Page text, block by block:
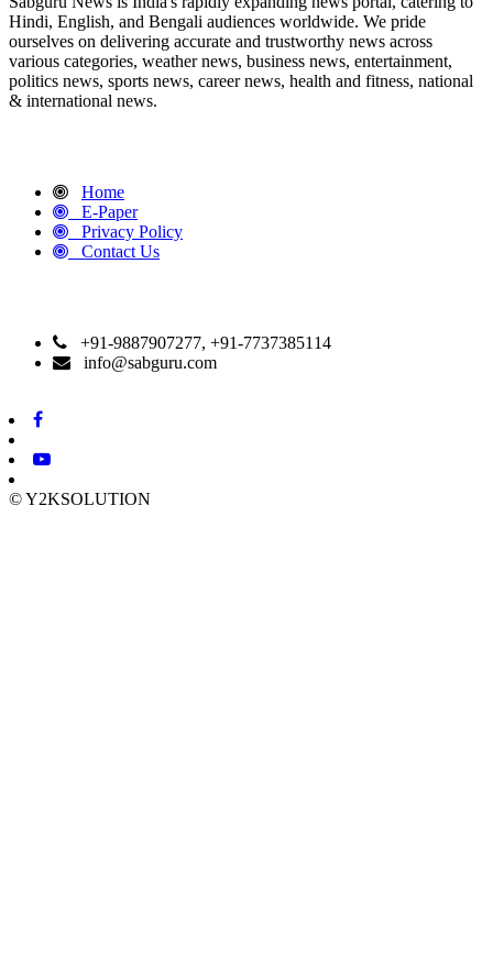
Hindi, English, and Bengali audiences worldwide. We pride
ourselves on delivering accurate and trustworthy news across
various categories, weather news, business news, entertainment,
politics news, sports news, career news, health and fitness, national
& international news.
Home
E-Paper
Privacy Policy
Contact Us
+91-9887907277, +91-7737385114
info@sabguru.com
© Y2KSOLUTION